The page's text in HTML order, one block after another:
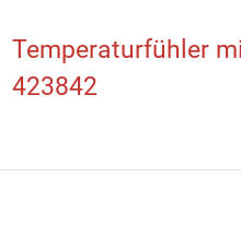
Temperaturfühler
423842